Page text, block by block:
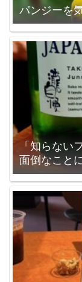
パンジーを
「知らない
面倒なこと